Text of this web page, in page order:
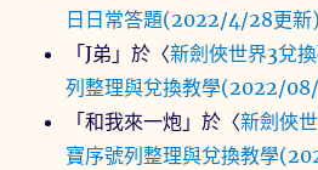
日日常答題(2022/4/28更新)
「J弟 」於〈新劍俠世界3兌
列整理與兌換教學(2022/
「和我來一炮 」於〈新劍俠
寶序號列整理與兌換教學